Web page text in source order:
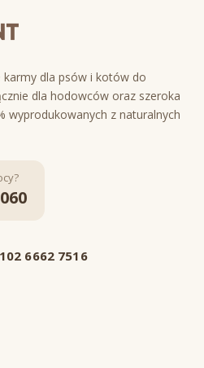
dla psów i kotów do
dla hodowców oraz szeroka
wyprodukowanych z naturalnych
6662 7516